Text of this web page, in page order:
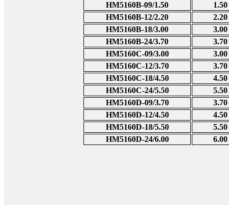
HM5160B-09/1.50
1.50
HM5160B-12/2.20
2.20
HM5160B-18/3.00
3.00
HM5160B-24/3.70
3.70
HM5160C-09/3.00
3.00
HM5160C-12/3.70
3.70
HM5160C-18/4.50
4.50
HM5160C-24/5.50
5.50
HM5160D-09/3.70
3.70
HM5160D-12/4.50
4.50
HM5160D-18/5.50
5.50
HM5160D-24/6.00
6.00